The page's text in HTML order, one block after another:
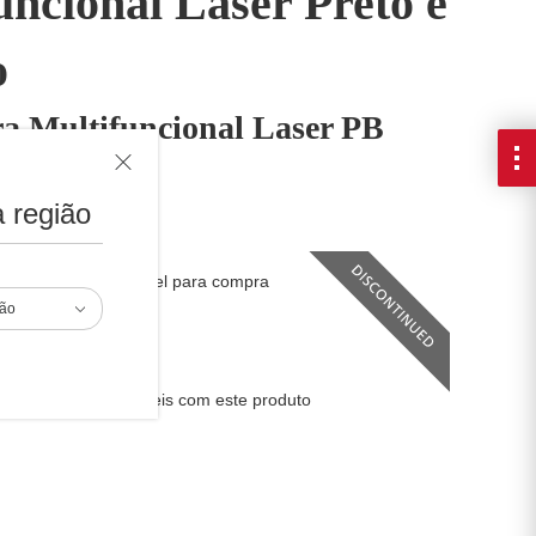
região
Multifuncional Laser PB
that deliver
está mais disponível para compra
compatíveis com este produto